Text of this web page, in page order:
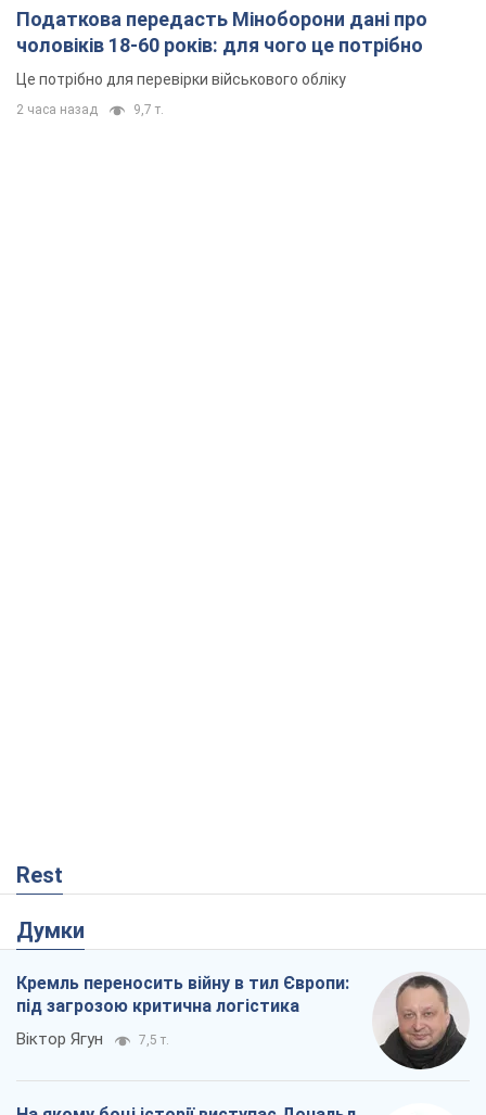
Податкова передасть Міноборони дані про
чоловіків 18-60 років: для чого це потрібно
Це потрібно для перевірки військового обліку
2 часа назад 9,7 т.
Rest
Думки
Кремль переносить війну в тил Європи:
під загрозою критична логістика
Віктор Ягун 7,5 т.